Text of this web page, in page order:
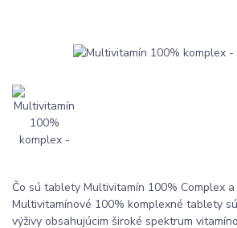
Čo sú tablety Multivitamín 100% Complex
Multivitamínové 100% komplexné tablety
výživy obsahujúcim široké spektrum